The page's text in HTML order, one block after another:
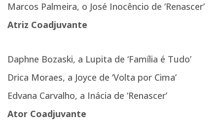
Marcos Palmeira, o José Inocêncio de ‘Renascer’
Atriz Coadjuvante
Daphne Bozaski, a Lupita de ‘Família é Tudo’
Drica Moraes, a Joyce de ‘Volta por Cima’
Edvana Carvalho, a Inácia de ‘Renascer’
Ator Coadjuvante